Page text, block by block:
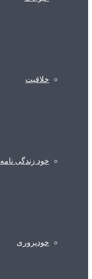
خلاقیت
خود زندگی نامه
خودپروری